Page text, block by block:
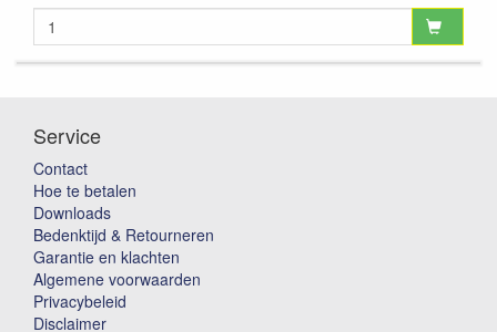
Service
Contact
Hoe te betalen
Downloads
Bedenktijd & Retourneren
Garantie en klachten
Algemene voorwaarden
Privacybeleid
Disclaimer